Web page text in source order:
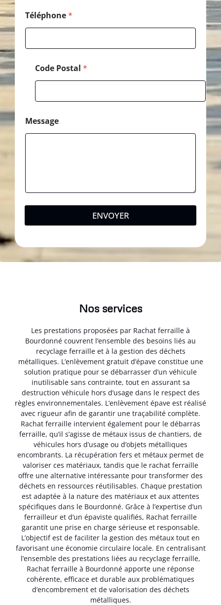
Téléphone*
Code Postal *
Message
ENVOYER
Nos services
Les prestations proposées par Rachat ferraille à
Bourdonné couvrent l’ensemble des besoins liés au
recyclage ferraille et à la gestion des déchets
métalliques. L’enlèvement gratuit d’épave constitue une
solution pratique pour se débarrasser d’un véhicule
inutilisable sans contrainte, tout en assurant sa
destruction véhicule hors d’usage dans le respect des
règles environnementales. L’enlèvement épave est réalisé
avec rigueur afin de garantir une traçabilité complète.
Rachat ferraille intervient également pour le débarras
ferraille, qu’il s’agisse de métaux issus de chantiers, de
véhicules hors d’usage ou d’objets métalliques
encombrants. La récupération fers et métaux permet de
valoriser ces matériaux, tandis que le rachat ferraille
offre une alternative intéressante pour transformer des
déchets en ressources réutilisables. Chaque prestation
est adaptée à la nature des matériaux et aux attentes
spécifiques dans le Bourdonné. Grâce à l’expertise d’un
ferrailleur et d’un épaviste qualifiés, Rachat ferraille
garantit une prise en charge sérieuse et responsable.
L’objectif est de faciliter la gestion des métaux tout en
favorisant une économie circulaire locale. En centralisant
l’ensemble des prestations liées au recyclage ferraille,
Rachat ferraille à Bourdonné apporte une réponse
cohérente, efficace et durable aux problématiques
d’encombrement et de valorisation des déchets
métalliques.